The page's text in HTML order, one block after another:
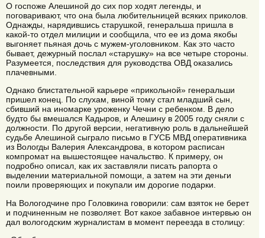
О госпоже Алешиной до сих пор ходят легенды, и
поговаривают, что она была любительницей всяких приколов.
Однажды, нарядившись старушкой, генеральша пришла в
какой-то отдел милиции и сообщила, что ее из дома якобы
выгоняет пьяная дочь с мужем-уголовником. Как это часто
бывает, дежурный послал «старушку» на все четыре стороны.
Разумеется, последствия для руководства ОВД оказались
плачевными.
Однако блистательной карьере «прикольной» генеральши
пришел конец. По слухам, виной тому стал младший сын,
сбивший на иномарке уроженку Чечни с ребенком. В дело
будто бы вмешался Кадыров, и Алешину в 2005 году сняли с
должности. По другой версии, негативную роль в дальнейшей
судьбе Алешиной сыграло письмо в ГУСБ МВД оперативника
из Вологды Валерия Александрова, в котором расписан
компромат на вышестоящее начальство. К примеру, он
подробно описал, как их заставляли писать рапорта о
выделении материальной помощи, а затем на эти деньги
поили проверяющих и покупали им дорогие подарки.
На Вологодчине про Головкина говорили: сам взяток не берет
и подчиненным не позволяет. Вот какое забавное интервью он
дал вологодским журналистам в момент переезда в столицу: